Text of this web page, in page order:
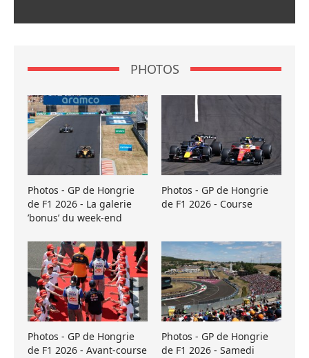
PHOTOS
Photos - GP de Hongrie
de F1 2026 - La galerie
’bonus’ du week-end
Photos - GP de Hongrie
de F1 2026 - Course
Photos - GP de Hongrie
de F1 2026 - Avant-course
Photos - GP de Hongrie
de F1 2026 - Samedi